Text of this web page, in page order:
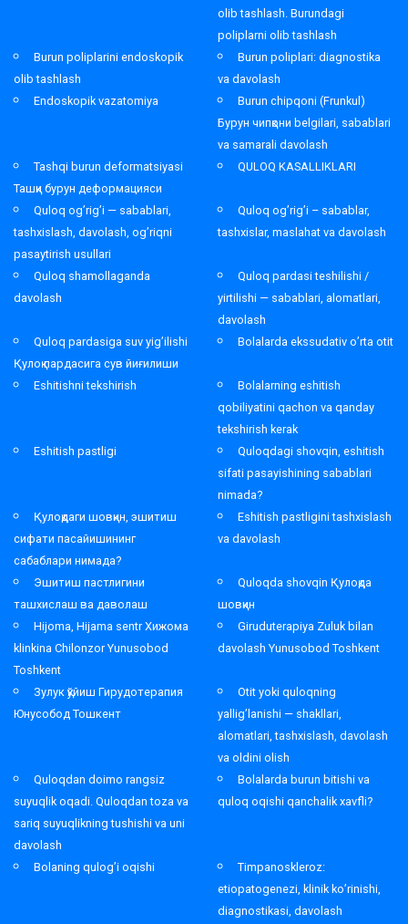
olib tashlash. Burundagi
poliplarni olib tashlash
Burun poliplarini endoskopik
olib tashlash
Burun poliplari: diagnostika
va davolash
Endoskopik vazatomiya
Burun chipqoni (Frunkul)
Бурун чипқони belgilari, sabablari
va samarali davolash
Tashqi burun deformatsiyasi
Ташқи бурун деформацияси
QULOQ KASALLIKLARI
Quloq og’rig’i — sabablari,
tashxislash, davolash, og’riqni
pasaytirish usullari
Quloq og’rig’i – sabablar,
tashxislar, maslahat va davolash
Quloq shamollaganda
davolash
Quloq pardasi teshilishi /
yirtilishi — sabablari, alomatlari,
davolash
Quloq pardasiga suv yig’ilishi
Қулоқ пардасига сув йиғилиши
Bolalarda ekssudativ o’rta otit
Eshitishni tekshirish
Bolalarning eshitish
qobiliyatini qachon va qanday
tekshirish kerak
Eshitish pastligi
Quloqdagi shovqin, eshitish
sifati pasayishining sabablari
nimada?
Қулоқдаги шовқин, эшитиш
сифати пасайишининг
сабаблари нимада?
Eshitish pastligini tashxislash
va davolash
Эшитиш пастлигини
ташхислаш ва даволаш
Quloqda shovqin Қулоқда
шовқин
Hijoma, Hijama sentr Хижома
klinkina Chilonzor Yunusobod
Toshkent
Giruduterapiya Zuluk bilan
davolash Yunusobod Toshkent
Зулук қўйиш Гирудотерапия
Юнусобод Тошкент
Otit yoki quloqning
yallig’lanishi — shakllari,
alomatlari, tashxislash, davolash
va oldini olish
Quloqdan doimo rangsiz
suyuqlik oqadi. Quloqdan toza va
sariq suyuqlikning tushishi va uni
davolash
Bolalarda burun bitishi va
quloq oqishi qanchalik xavfli?
Bolaning qulog’i oqishi
Timpanoskleroz:
etiopatogenezi, klinik ko’rinishi,
diagnostikasi, davolash